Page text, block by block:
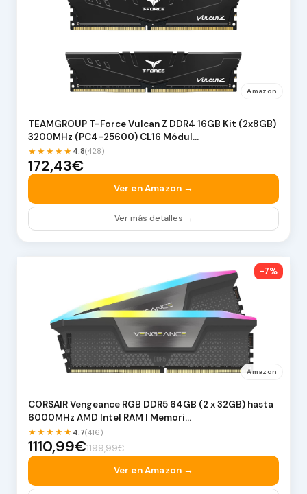
Amazon
TEAMGROUP T-Force Vulcan Z DDR4 16GB Kit (2x8GB)
3200MHz (PC4-25600) CL16 Módul…
★★★★★ 4.8(428)
172,43€
Ver en Amazon →
Ver más detalles →
-7%
Amazon
CORSAIR Vengeance RGB DDR5 64GB (2 x 32GB) hasta
6000MHz AMD Intel RAM | Memori…
★★★★★ 4.7(416)
1110,99€1199,99€
Ver en Amazon →